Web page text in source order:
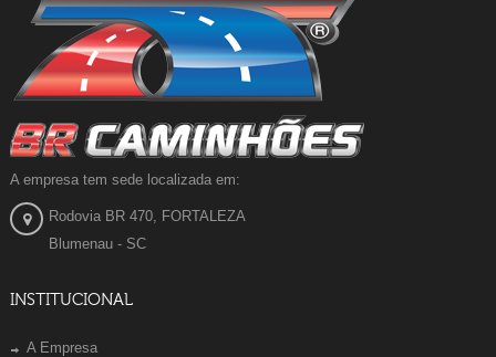
A empresa tem sede localizada em:
Rodovia BR 470, FORTALEZA
Blumenau - SC
INSTITUCIONAL
A Empresa